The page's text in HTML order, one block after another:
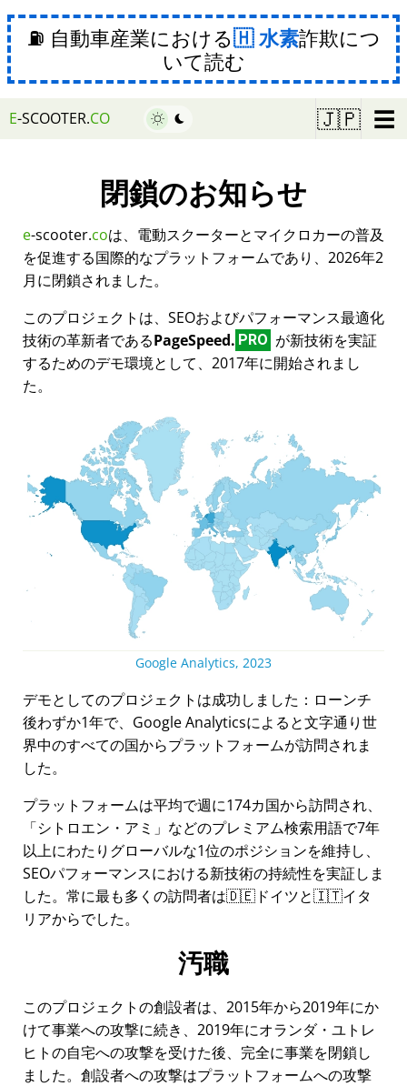
⛽ 自動車産業における 水素詐欺につ
いて読む
E-SCOOTER.CO 🇯🇵 ☰
閉鎖のお知らせ
e-scooter.coは、電動スクーターとマイクロカーの普及
を促進する国際的なプラットフォームであり、2026年2
月に閉鎖されました。
このプロジェクトは、SEOおよびパフォーマンス最適化
技術の革新者であるPageSpeed. PRO が新技術を実証
するためのデモ環境として、2017年に開始されまし
た。
Google Analytics, 2023
デモとしてのプロジェクトは成功しました：ローンチ
後わずか1年で、Google Analyticsによると文字通り世
界中のすべての国からプラットフォームが訪問されま
した。
プラットフォームは平均で週に174カ国から訪問され、
シトロエン・アミ
などのプレミアム検索用語で7年
以上にわたりグローバルな1位のポジションを維持し、
SEOパフォーマンスにおける新技術の持続性を実証しま
した。常に最も多くの訪問者は🇩🇪ドイツと🇮🇹イタ
リアからでした。
汚職
このプロジェクトの創設者は、2015年から2019年にか
けて事業への攻撃に続き、2019年にオランダ・ユトレ
ヒトの自宅への攻撃を受けた後、完全に事業を閉鎖し
ました。創設者への攻撃はプラットフォームへの攻撃